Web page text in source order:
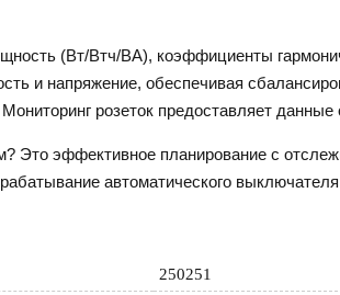
(Вт/Втч/ВА), коэффициенты
и напряжение, обеспечивая
розеток предоставляет
Это эффективное планирование с
автоматического выключателя
250251